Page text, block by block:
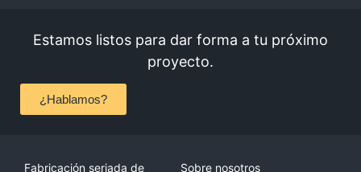
Estamos listos para dar forma a tu próximo
proyecto.
¿Hablamos?
Fabricación seriada de Sobre nosotros